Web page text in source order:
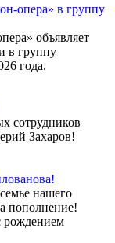
опера» в группу
объявляет
в группу
года.
сотрудников
Захаров!
нашего
пополнение!
рождением